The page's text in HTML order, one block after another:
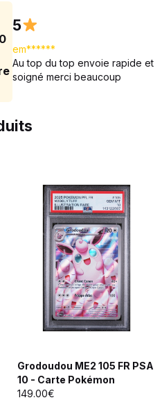
5
em******
Au top du top envoie rapide et
soigné merci beaucoup
Grodoudou ME2 105 FR PSA
10 - Carte Pokémon
149.00€